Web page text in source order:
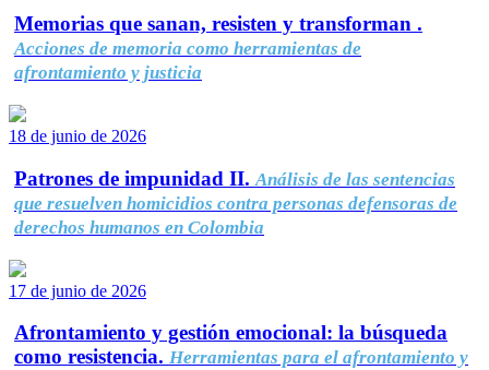
Memorias que sanan, resisten y transforman .
Acciones de memoria como herramientas de
afrontamiento y justicia
18 de junio de 2026
Patrones de impunidad II. Análisis de las sentencias
que resuelven homicidios contra personas defensoras de
derechos humanos en Colombia
17 de junio de 2026
Afrontamiento y gestión emocional: la búsqueda
como resistencia. Herramientas para el afrontamiento y